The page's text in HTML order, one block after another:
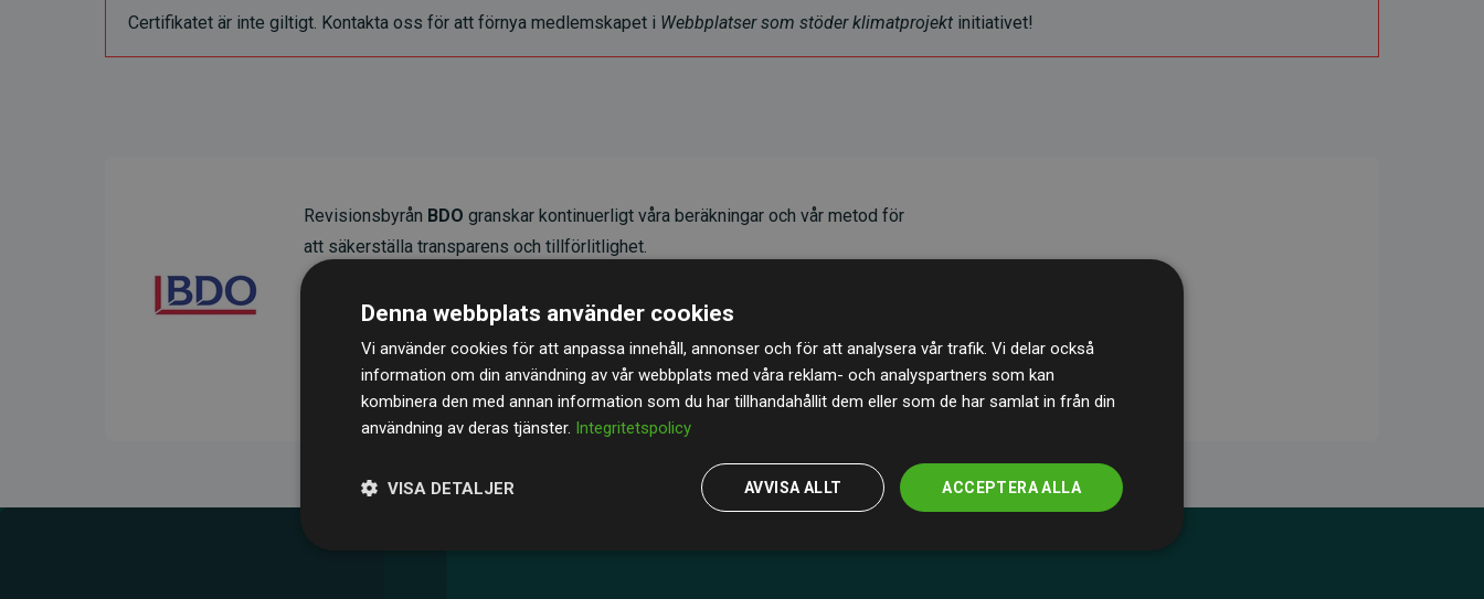
Certifikatet är inte giltigt. Kontakta oss för att förnya medlemskapet i Webbplatser som stöder klimatprojekt initiativet!
Revisionsbyrån BDO granskar kontinuerligt våra beräkningar och vår metod för
att säkerställa transparens och tillförlitlighet.
kompenserar för200 % av de beräknade CO₂-utsläppen
medlemswebbplatser – ett tydligt bevis på att vårt arbetssätt ger mätbar
klimatnytta.
Denna webbplats använder cookies
Vi använder cookies för att anpassa innehåll, annonser och för att analysera vår trafik. Vi delar också
information om din användning av vår webbplats med våra reklam- och analyspartners som kan
kombinera den med annan information som du har tillhandahållit dem eller som de har samlat in från din
användning av deras tjänster. Integritetspolicy
ACCEPTERA ALLA
AVVISA ALLT
VISA DETALJER